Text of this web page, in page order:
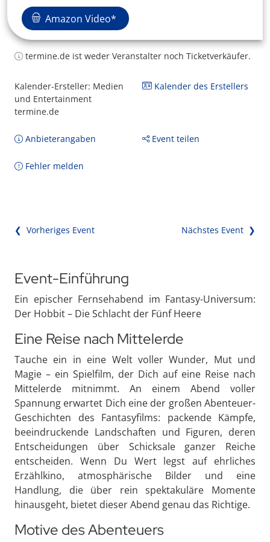
Amazon Video*
termine.de ist weder Veranstalter noch Ticketverkäufer.
Kalender-Ersteller: Medien
und Entertainment
termine.de
Kalender des Erstellers
Anbieterangaben Event teilen
Fehler melden
❮ Vorheriges Event Nächstes Event ❯
Event-Einführung
Ein epischer Fernsehabend im Fantasy-Universum:
Der Hobbit – Die Schlacht der Fünf Heere
Eine Reise nach Mittelerde
Tauche ein in eine Welt voller Wunder, Mut und
Magie – ein Spielfilm, der Dich auf eine Reise nach
Mittelerde mitnimmt. An einem Abend voller
Spannung erwartet Dich eine der großen Abenteuer-
Geschichten des Fantasyfilms: packende Kämpfe,
beeindruckende Landschaften und Figuren, deren
Entscheidungen über Schicksale ganzer Reiche
entscheiden. Wenn Du Wert legst auf ehrliches
Erzählkino, atmosphärische Bilder und eine
Handlung, die über rein spektakuläre Momente
hinausgeht, bietet dieser Abend genau das Richtige.
Motive des Abenteuers